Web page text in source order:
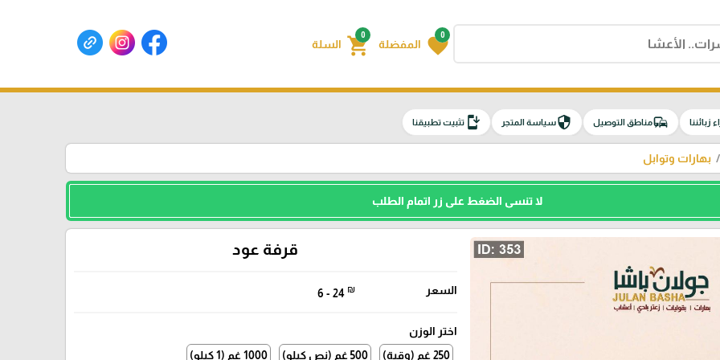
0
favorite المفضلة
0
shopping_cart السلة
زبائننا commuteمناطق التوصيل securityسياسة المتجر install_mobileتثبيت تطبيقنا
بهارات وتوابل
لا تنسى الضغط على زر اتمام الطلب
قرفة عود
السعر 6 - 24 ₪
اختر الوزن
250 غم (وقية)
500 غم (نص كيلو) 1000 غم (1 كيلو)